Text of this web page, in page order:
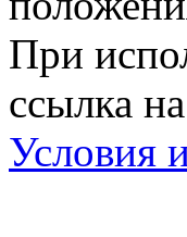
При
ссылка
Условия